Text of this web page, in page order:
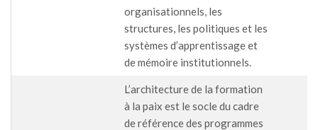
organisationnels, les
structures, les politiques et les
systèmes d’apprentissage et
de mémoire institutionnels.
L’architecture de la formation
à la paix est le socle du cadre
de référence des programmes